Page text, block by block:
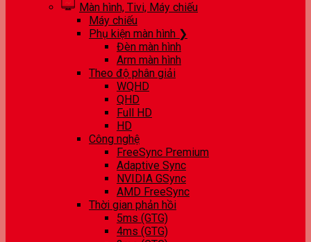
Màn hình, Tivi, Máy chiếu
Máy chiếu
Phụ kiện màn hình ❯
Đèn màn hình
Arm màn hình
Theo độ phân giải
WQHD
QHD
Full HD
HD
Công nghệ
FreeSync Premium
Adaptive Sync
NVIDIA GSync
AMD FreeSync
Thời gian phản hồi
5ms (GTG)
4ms (GTG)